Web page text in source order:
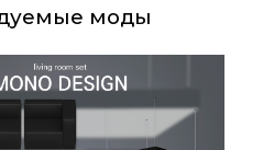
моды